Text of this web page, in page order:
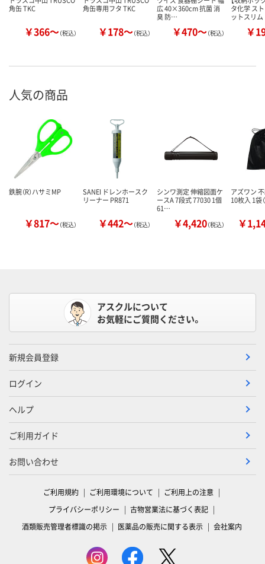
角缶 TKC
￥366～（税込）
角缶専用フタ TKC
￥178～（税込）
広 40×360cm 抗菌 消
臭 防…
￥470～（税込）
タ化学 ス
ットスリム
￥
人気の商品
鉄腕（R）ハサミMP
￥817～（税込）
SANEI ドレンホースク
リーナー PR871
￥442～（税込）
シンワ測定 伸縮図面ケ
ースA 7段式 77030 1個
61…
￥4,420（税込）
アズワン
10枚入 1袋
￥
アスクルについて
お気軽にご質問ください。
新規会員登録
ログイン
ヘルプ
ご利用ガイド
お問い合わせ
ご利用規約 ご利用環境について
ご利用上の注意
プライバシーポリシー
古物営業法に基づく表記
酒類販売管理者標識の掲示
医薬品の販売に関する表示 会社案内